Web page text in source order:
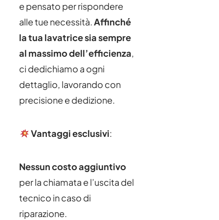
e pensato per rispondere
alle tue necessità.Affinché
la tua lavatrice sia sempre
al massimo dell’efficienza,
ci dedichiamo a ogni
dettaglio, lavorando con
precisione e dedizione.
Vantaggi esclusivi:
Nessun costo aggiuntivo
per la chiamata e l’uscita del
tecnico in caso di
riparazione.